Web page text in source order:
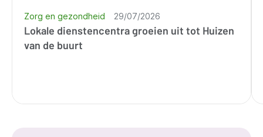
Lokale dienstencentra groeien uit tot Huizen
van de buurt
Zorg en gezondheid 29/07/2026